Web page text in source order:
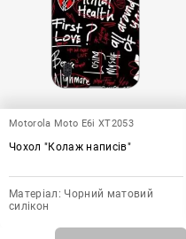
Motorola Moto E6i XT2053
Чохол "Колаж написів"
Матеріал: Чорний матовий
силікон